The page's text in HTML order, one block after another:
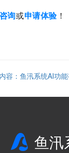
询或申请体验！
容：鱼汛系统AI功
鱼汛